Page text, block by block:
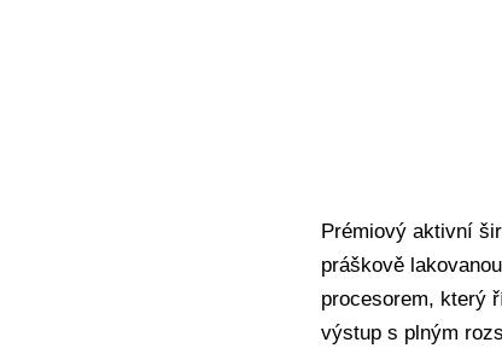
Prémiový aktivní
práškově
procesorem, který
výstup s plným